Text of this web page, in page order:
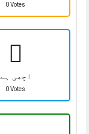
0 Votes
اچھی ہے
0 Votes